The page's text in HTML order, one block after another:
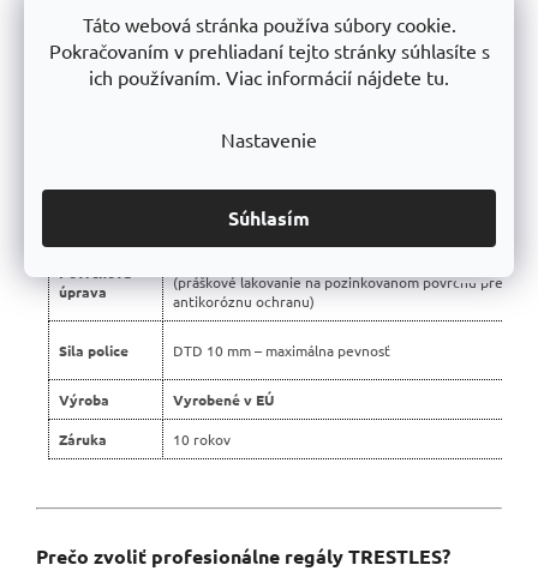
Táto webová stránka používa súbory cookie.
Pokračovaním v prehliadaní tejto stránky súhlasíte s
ich používaním. Viac informácií nájdete tu.
Nastavenie
Súhlasím
Vlastnosť Profesionálne regály Trestles 🏆
Nosnosť
police
500 kg
Certifikované, bez škodlivých látok
úprava
(práškové lakovanie na pozinkovanom povrchu pre
antikoróznu ochranu)
Sila police DTD 10 mm – maximálna pevnosť
Výroba Vyrobené v EÚ
Záruka 10 rokov
Prečo zvoliť profesionálne regály TRESTLES?